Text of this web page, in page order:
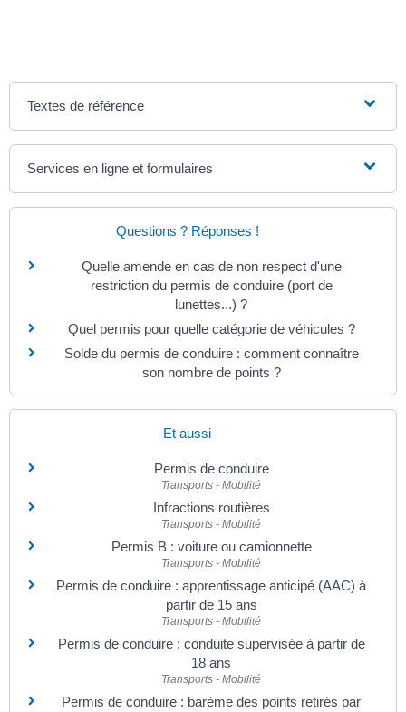
Textes de référence
Services en ligne et formulaires
Questions ? Réponses !
Quelle amende en cas de non respect d'une
restriction du permis de conduire (port de
lunettes...) ?
Quel permis pour quelle catégorie de véhicules ?
Solde du permis de conduire : comment connaître
son nombre de points ?
Et aussi
Permis de conduire
Transports - Mobilité
Infractions routières
Transports - Mobilité
Permis B : voiture ou camionnette
Transports - Mobilité
Permis de conduire : apprentissage anticipé (AAC) à
partir de 15 ans
Transports - Mobilité
Permis de conduire : conduite supervisée à partir de
18 ans
Transports - Mobilité
Permis de conduire : barème des points retirés par